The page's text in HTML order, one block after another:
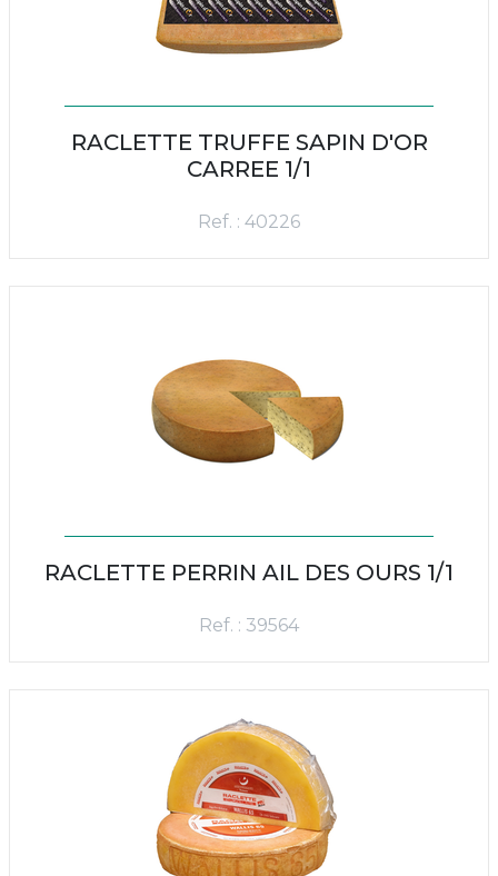
RACLETTE TRUFFE SAPIN D'OR
CARREE 1/1
Ref. : 40226
RACLETTE PERRIN AIL DES OURS 1/1
Ref. : 39564